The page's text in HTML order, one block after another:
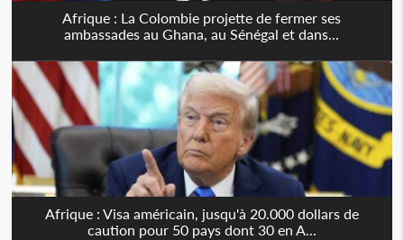
Afrique : La Colombie projette de fermer ses
ambassades au Ghana, au Sénégal et dans...
Afrique : Visa américain, jusqu'à 20.000 dollars de
caution pour 50 pays dont 30 en A...